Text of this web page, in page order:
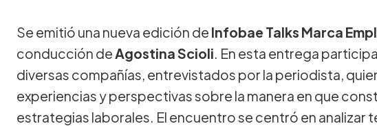
Se emitió una nueva edición de Infobae Talks Marca
conducción de Agostina Scioli. En esta entrega
diversas compañías, entrevistados por la periodista,
experiencias y perspectivas sobre la manera en que
estrategias laborales. El encuentro se centró en analizar